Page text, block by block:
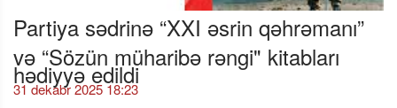
Partiya sədrinə “XXI əsrin qəhrəmanı”
və “Sözün müharibə rəngi" kitabları
hədiyyə edildi
31 dekabr 2025 18:23